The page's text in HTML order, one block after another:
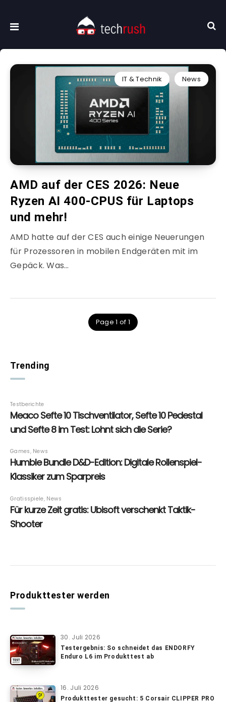
IT & Technik News
AMD auf der CES 2026: Neue
Ryzen AI 400-CPUS für Laptops
und mehr!
AMD hatte auf der CES auch einige Neuerungen
für Prozessoren in mobilen Endgeräten mit im
Gepäck. Was…
Page 1 of 1
Trending
Produkttester werden
30. Juli 2026
Testergebnis: So schneidet das ENDORFY
Enduro L6 im Produkttest ab
16. Juli 2026
Produkttester gesucht: 5 Corsair CLIPPER PRO